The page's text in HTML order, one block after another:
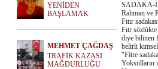
YENİDEN
BAŞLAMAK
MEHMET ÇAĞDAŞ
TRAFİK KAZASI
MAĞDURLUĞU
SADAKA-İ
Rahman ve
Fıtır
Fıtr
diye bilinen
belirli
"Fitre
Yoksulların